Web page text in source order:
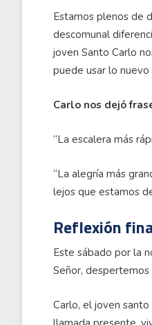
Estamos plenos de
descomunal
joven Santo Carlo
puede usar lo
Carlo nos dejó
“La escalera más
“La alegría más
lejos que estamos
Reflexión
Este sábado por la
Señor, despertemos
Carlo, el joven